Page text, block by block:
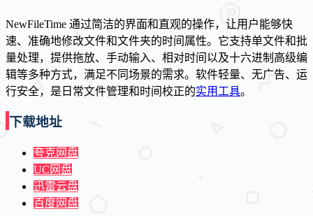
NewFileTime 通过简洁的界面和直观的操作，让用户能够快
速、准确地修改文件和文件夹的时间属性。它支持单文件和批
量处理，提供拖放、手动输入、相对时间以及十六进制高级编
辑等多种方式，满足不同场景的需求。软件轻量、无广告、运
行安全，是日常文件管理和时间校正的实用工具。
下载地址
夸克网盘
UC网盘
迅雷云盘
百度网盘